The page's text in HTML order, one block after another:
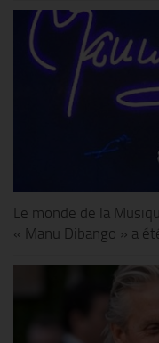
Le monde de la
« Manu Dibango » a